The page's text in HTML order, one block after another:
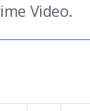
Video.